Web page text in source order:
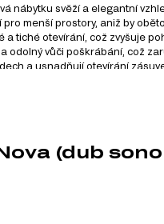
nábytku svěží a elegantní
menší prostory, aniž by
a tiché otevírání, což zvyšuje
odolný vůči poškrábání, což
a usnadňují otevírání
(dub